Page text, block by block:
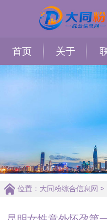
首页 关于
位置： 大同粉综合信息网 >